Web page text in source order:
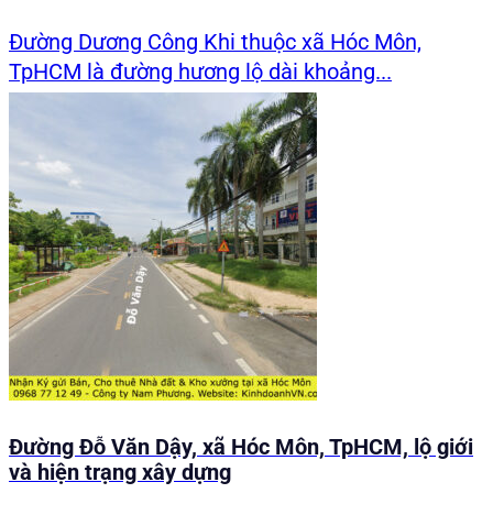
Đường Dương Công Khi thuộc xã Hóc Môn,
TpHCM là đường hương lộ dài khoảng...
Đường Đỗ Văn Dậy, xã Hóc Môn, TpHCM, lộ giới
và hiện trạng xây dựng